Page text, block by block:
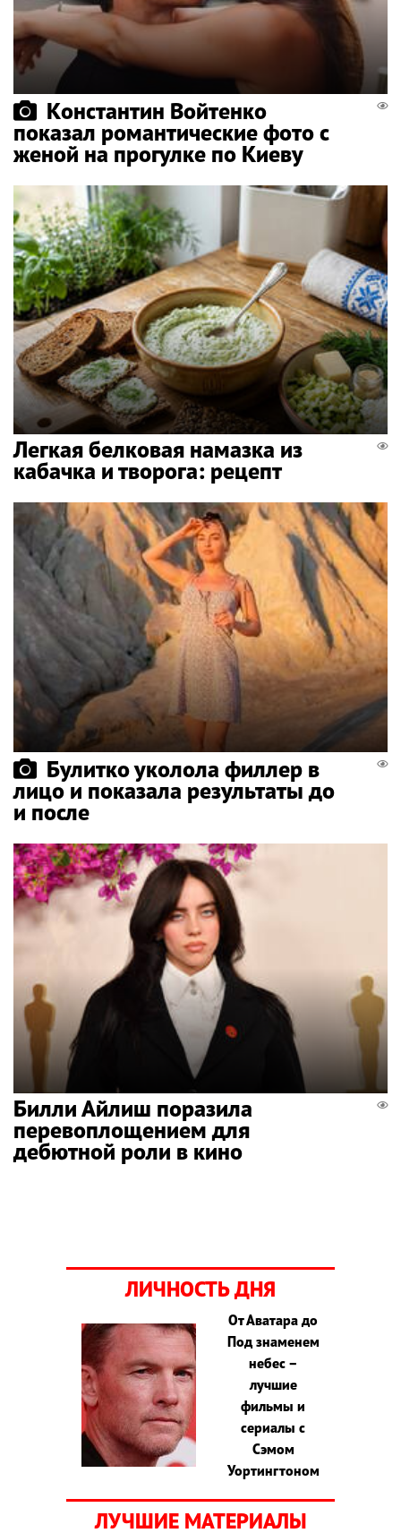
Константин Войтенко
показал романтические фото с
женой на прогулке по Киеву
Легкая белковая намазка из
кабачка и творога: рецепт
Булитко уколола филлер в
лицо и показала результаты до
и после
Билли Айлиш поразила
перевоплощением для
дебютной роли в кино
ЛИЧНОСТЬ ДНЯ
От Аватара до
Под знаменем
небес –
лучшие
фильмы и
сериалы с
Сэмом
Уортингтоном
ЛУЧШИЕ МАТЕРИАЛЫ